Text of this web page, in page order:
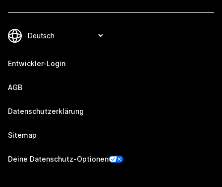
Entwickler-Login
AGB
Datenschutzerklärung
Sitemap
Deine Datenschutz-Optionen